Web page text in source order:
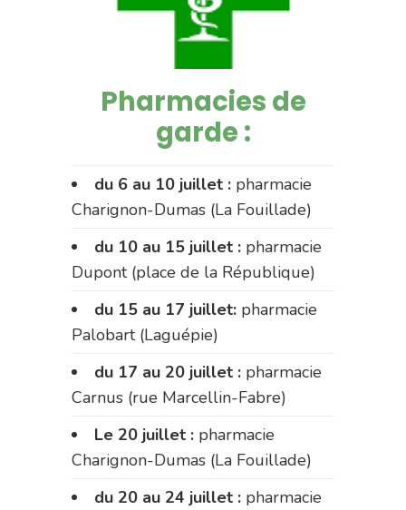
Pharmacies de
garde :
du 6 au 10 juillet : pharmacie
Charignon-Dumas (La Fouillade)
du 10 au 15 juillet : pharmacie
Dupont (place de la République)
du 15 au 17 juillet: pharmacie
Palobart (Laguépie)
du 17 au 20 juillet : pharmacie
Carnus (rue Marcellin-Fabre)
Le 20 juillet : pharmacie
Charignon-Dumas (La Fouillade)
du 20 au 24 juillet : pharmacie